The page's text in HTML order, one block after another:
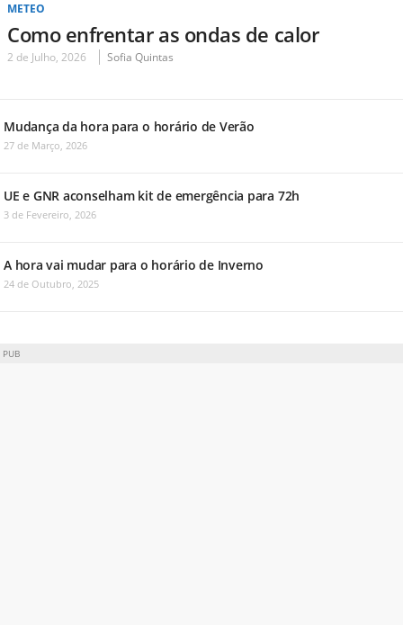
METEO
Como enfrentar as ondas de calor
2 de Julho, 2026 Sofia Quintas
Mudança da hora para o horário de Verão
27 de Março, 2026
UE e GNR aconselham kit de emergência para 72h
3 de Fevereiro, 2026
A hora vai mudar para o horário de Inverno
24 de Outubro, 2025
PUB